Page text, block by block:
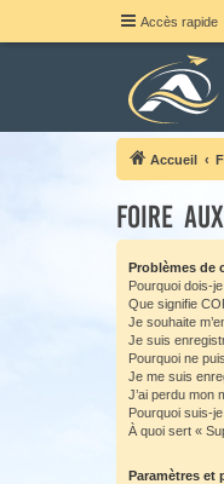
Accès rapide
Accueil
Foire
Problèmes de
Pourquoi dois-
Que signifie
Je souhaite
Je suis
Pourquoi ne
Je me suis
J’ai perdu mon
Pourquoi suis-
À quoi sert «
Paramètres et